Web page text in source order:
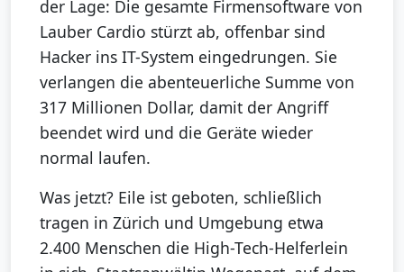
der Lage: Die gesamte Firmensoftware von
Lauber Cardio stürzt ab, offenbar sind
Hacker ins IT-System eingedrungen. Sie
verlangen die abenteuerliche Summe von
317 Millionen Dollar, damit der Angriff
beendet wird und die Geräte wieder
normal laufen.
Was jetzt? Eile ist geboten, schließlich
tragen in Zürich und Umgebung etwa
2.400 Menschen die High-Tech-Helferlein